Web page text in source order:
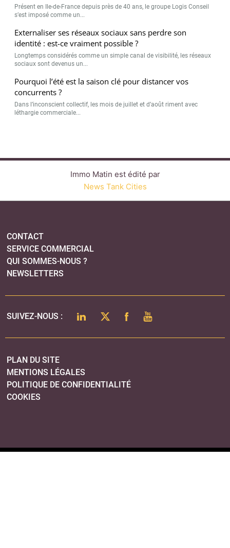
Présent en Ile-de-France depuis près de 40 ans, le groupe Logis Conseil
s’est imposé comme un...
Externaliser ses réseaux sociaux sans perdre son
identité : est-ce vraiment possible ?
Longtemps considérés comme un simple canal de visibilité, les réseaux
sociaux sont devenus un...
Pourquoi l’été est la saison clé pour distancer vos
concurrents ?
Dans l’inconscient collectif, les mois de juillet et d’août riment avec
léthargie commerciale...
Immo Matin est édité par
News Tank Cities
CONTACT
SERVICE COMMERCIAL
QUI SOMMES-NOUS ?
NEWSLETTERS
SUIVEZ-NOUS : LINKEDINTWITTERFACEBOOK
YOUTUBE
PLAN DU SITE
MENTIONS LÉGALES
POLITIQUE DE CONFIDENTIALITÉ
COOKIES